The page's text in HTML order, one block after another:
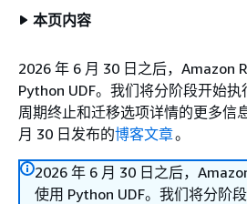
本页内容
2026 年 6 月 30 日之后，Amazon
Python UDF。我们将分阶段开始
周期终止和迁移选项详情的更多信
月 30 日发布的博客文章。
2026 年 6 月 30 日之后，
使用 Python UDF。我们将分阶